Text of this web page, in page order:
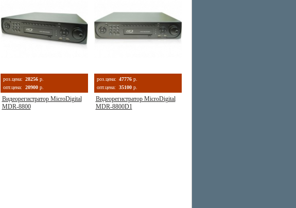
роз.цена: 28256 р.
опт.цена:
20900 р.
Видеорегистратор MicroDigital
MDR-8800
роз.цена: 47776 р.
опт.цена:
35100 р.
Видеорегистратор MicroDigital
MDR-8800D1